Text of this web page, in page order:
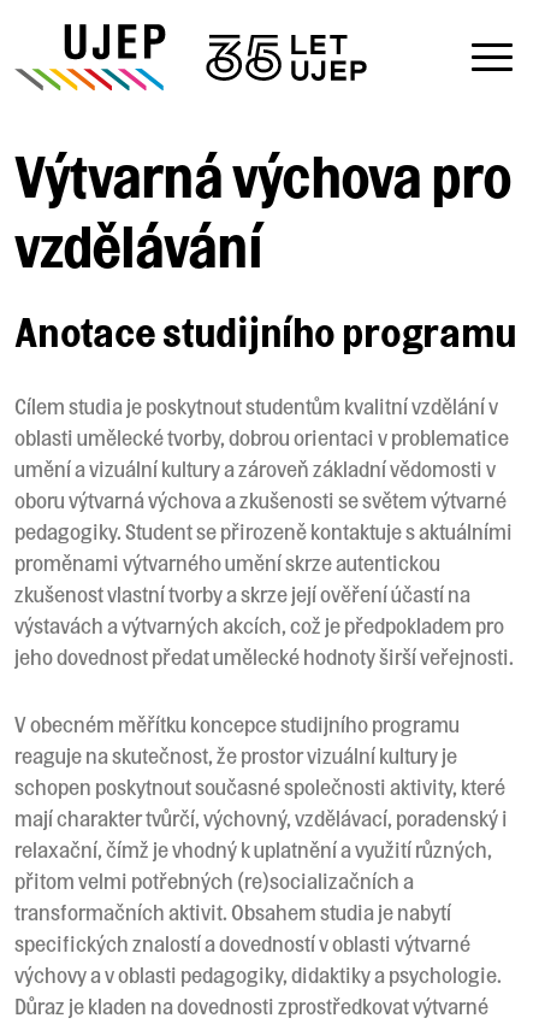
Výtvarná výchova pro
vzdělávání
Anotace studijního programu
Cílem studia je poskytnout studentům kvalitní vzdělání v
oblasti umělecké tvorby, dobrou orientaci v problematice
umění a vizuální kultury a zároveň základní vědomosti v
oboru výtvarná výchova a zkušenosti se světem výtvarné
pedagogiky. Student se přirozeně kontaktuje s aktuálními
proměnami výtvarného umění skrze autentickou
zkušenost vlastní tvorby a skrze její ověření účastí na
výstavách a výtvarných akcích, což je předpokladem pro
jeho dovednost předat umělecké hodnoty širší veřejnosti.
V obecném měřítku koncepce studijního programu
reaguje na skutečnost, že prostor vizuální kultury je
schopen poskytnout současné společnosti aktivity, které
mají charakter tvůrčí, výchovný, vzdělávací, poradenský i
relaxační, čímž je vhodný k uplatnění a využití různých,
přitom velmi potřebných (re)socializačních a
transformačních aktivit. Obsahem studia je nabytí
specifických znalostí a dovedností v oblasti výtvarné
výchovy a v oblasti pedagogiky, didaktiky a psychologie.
Důraz je kladen na dovednosti zprostředkovat výtvarné